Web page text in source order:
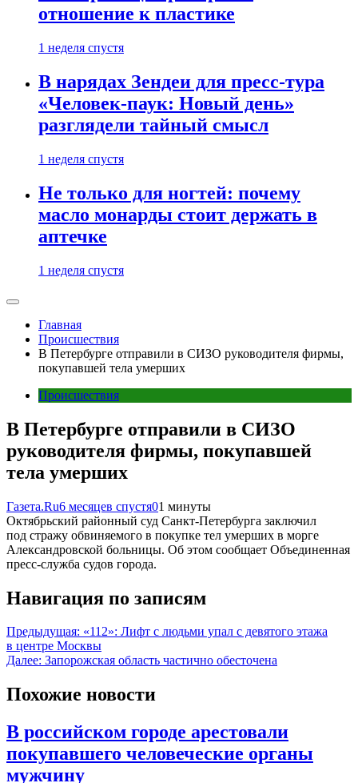
отношение к пластике
1 неделя спустя
В нарядах Зендеи для пресс-тура
«Человек-паук: Новый день»
разглядели тайный смысл
1 неделя спустя
Не только для ногтей: почему
масло монарды стоит держать в
аптечке
1 неделя спустя
Главная
Происшествия
В Петербурге отправили в СИЗО руководителя фирмы,
покупавшей тела умерших
Происшествия
В Петербурге отправили в СИЗО
руководителя фирмы, покупавшей
тела умерших
Газета.Ru6 месяцев спустя01 минуты
Октябрьский районный суд Санкт-Петербурга заключил
под стражу обвиняемого в покупке тел умерших в морге
Александровской больницы. Об этом сообщает Объединенная
пресс-служба судов города.
Навигация по записям
Предыдущая: «112»: Лифт с людьми упал с девятого этажа
в центре Москвы
Далее: Запорожская область частично обесточена
Похожие новости
В российском городе арестовали
покупавшего человеческие органы
мужчину